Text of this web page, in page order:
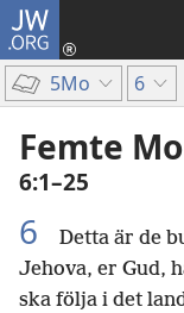
JW.ORG
5Mo 6
Femte
6:1–25
6 Detta är de
Jehova, er Gud,
ska följa i det